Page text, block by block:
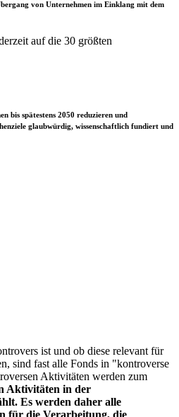
von Unternehmen im Einklang mit dem
auf die 30 größten
bis spätestens 2050 reduzieren und
glaubwürdig, wissenschaftlich fundiert und
ist und ob diese relevant für
sind fast alle Fonds in "kontroverse
Aktivitäten werden zum
Aktivitäten in der
Es werden daher alle
für die Verarbeitung, die